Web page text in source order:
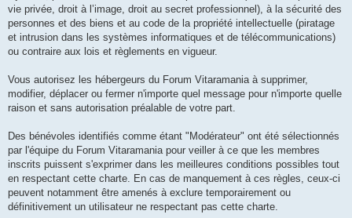
vie privée, droit à l’image, droit au secret professionnel), à la sécurité des
personnes et des biens et au code de la propriété intellectuelle (piratage
et intrusion dans les systèmes informatiques et de télécommunications)
ou contraire aux lois et règlements en vigueur.
Vous autorisez les hébergeurs du Forum Vitaramania à supprimer,
modifier, déplacer ou fermer n'importe quel message pour n'importe quelle
raison et sans autorisation préalable de votre part.
Des bénévoles identifiés comme étant "Modérateur" ont été sélectionnés
par l'équipe du Forum Vitaramania pour veiller à ce que les membres
inscrits puissent s'exprimer dans les meilleures conditions possibles tout
en respectant cette charte. En cas de manquement à ces règles, ceux-ci
peuvent notamment être amenés à exclure temporairement ou
définitivement un utilisateur ne respectant pas cette charte.